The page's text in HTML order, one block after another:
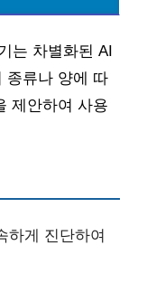
는 차별화된 AI
종류나 양에 따
제안하여 사용
하게 진단하여